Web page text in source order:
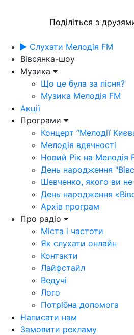
Поділіться з
Слухати Мелодія FM
Вівсянка-шоу
Музика
Що це була за пісня?
Музика Мелодія FM
Акції
Програми
Концерт “Мелодії
Мелодія вдячності
Новий Рік на Мелодія
День народження
Шевченко, якого ви не
День народження
Архів програм
Про радіо
Міста і частоти
Як слухати онлайн
Контакти
Лайфстайл
Ведучі
Лого
Потрібна допомога
Написати нам
Замовити рекламу